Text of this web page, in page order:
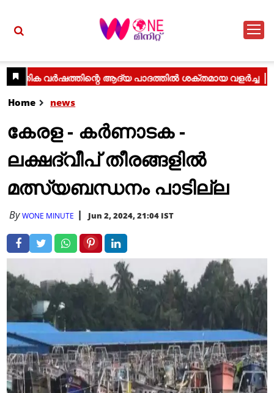
Home news
കേരള - കർണാടക -
ലക്ഷദ്വീപ് തീരങ്ങളിൽ
മത്സ്യബന്ധനം പാടില്ല
ByWONE MINUTE Jun 2, 2024, 21:04 IST